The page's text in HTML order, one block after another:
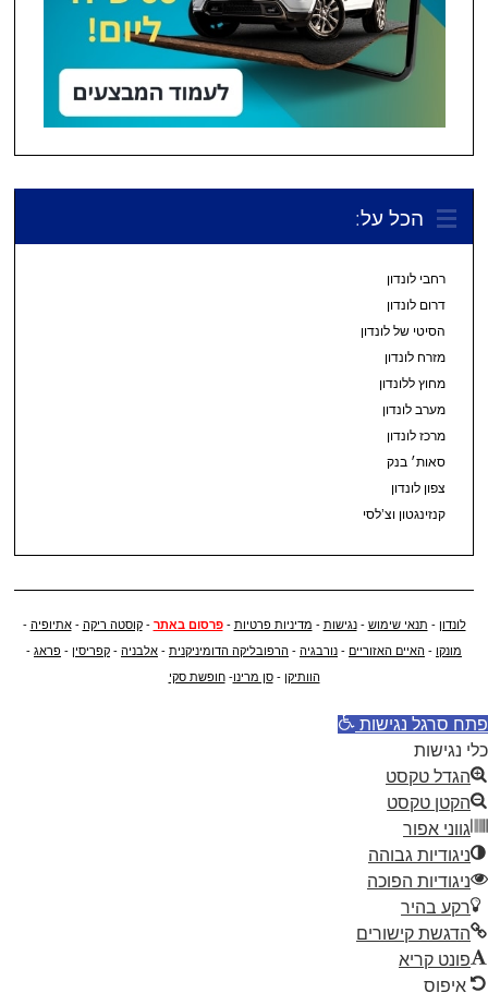
הכל על:
רחבי לונדון
דרום לונדון
הסיטי של לונדון
מזרח לונדון
מחוץ ללונדון
מערב לונדון
מרכז לונדון
סאות׳ בנק
צפון לונדון
קנזינגטון וצ’לסי
לונדון - תנאי שימוש -נגישות - מדיניות פרטיות -פרסום באתר -קוסטה ריקה -אתיופיה -
מונקו - האיים האזוריים - נורבגיה - הרפובליקה הדומיניקנית - אלבניה - קפריסין - פראג -
הוותיקן -סן מרינו-חופשת סקי
פתח סרגל נגישות
כלי נגישות
הגדל טקסט
הקטן טקסט
גווני אפור
ניגודיות גבוהה
ניגודיות הפוכה
רקע בהיר
הדגשת קישורים
פונט קריא
איפוס